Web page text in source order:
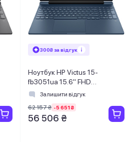
300₴ за відгук
Ноутбук HP Victus 15-
fb3051ua 15.6" FHD
IPS,300n/Ryzen 5-8645HS
6GB/DOS/Синій
Залишити відгук
62 157 ₴ -5 651 ₴
56 506 ₴